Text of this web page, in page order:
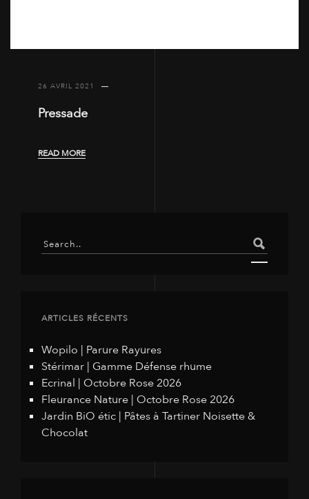
26 AVRIL 2021
Pressade
READ MORE
ARTICLES RÉCENTS
Wopilo | Parure Rayures
Stérimar | Gamme Défense rhume
Ecrinal | Octobre Rose 2026
Fleurance Nature | Octobre Rose 2026
Jardin BiO étic | Pâtes à Tartiner Noisette &
Chocolat